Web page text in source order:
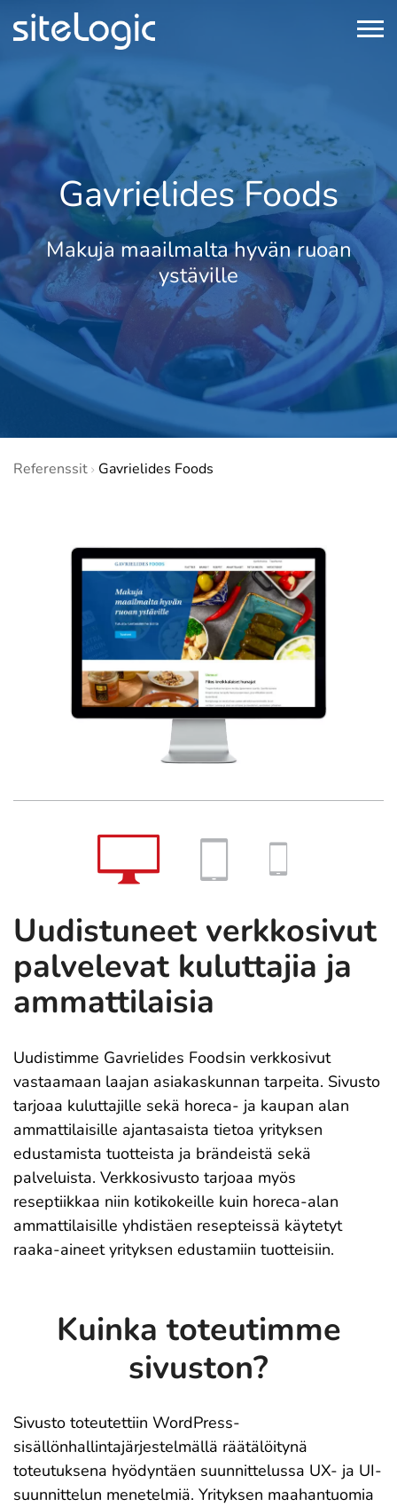
Gavrielides Foods
Makuja maailmalta hyvän ruoan
ystäville
Referenssit Gavrielides Foods
Uudistuneet verkkosivut
palvelevat kuluttajia ja
ammattilaisia
Uudistimme Gavrielides Foodsin verkkosivut
vastaamaan laajan asiakaskunnan tarpeita. Sivusto
tarjoaa kuluttajille sekä horeca- ja kaupan alan
ammattilaisille ajantasaista tietoa yrityksen
edustamista tuotteista ja brändeistä sekä
palveluista. Verkkosivusto tarjoaa myös
reseptiikkaa niin kotikokeille kuin horeca-alan
ammattilaisille yhdistäen resepteissä käytetyt
raaka-aineet yrityksen edustamiin tuotteisiin.
Kuinka toteutimme
sivuston?
Sivusto toteutettiin WordPress-
sisällönhallintajärjestelmällä räätälöitynä
toteutuksena hyödyntäen suunnittelussa UX- ja UI-
suunnittelun menetelmiä. Yrityksen maahantuomia